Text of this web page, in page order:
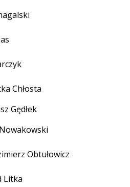
Chłosta
Gędłek
Obtułowicz
Litka